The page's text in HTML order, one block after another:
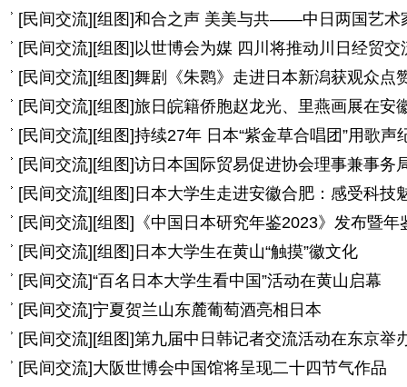
[民间交流] [组图]和合之声 美美与共——中日两国艺术
[民间交流] [组图]以世博会为媒 四川将推动川日经贸交
[民间交流] [组图]舞剧《朱鹮》走进日本新潟获观众点
[民间交流] [组图]旅日皖籍侨胞赵龙光、里燕画展在安
[民间交流] [组图]持续27年 日本“紫金草合唱团”用歌声
[民间交流] [组图]访日本国际贸易促进协会理事兼事务
[民间交流] [组图] 日本大学生走进安徽合肥：感受科技
[民间交流] [组图] 《中国日本研究年鉴2023》发布暨
[民间交流] [组图] 日本大学生在黄山“触摸”徽文化
[民间交流]“百名日本大学生看中国”活动在黄山启幕
[民间交流]宁夏贺兰山东麓葡萄酒亮相日本
[民间交流] [组图]第九届中日韩记者交流活动在东京举
[民间交流]大阪世博会中国馆将呈现二十四节气作品